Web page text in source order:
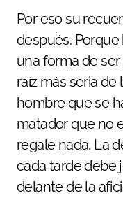
Por eso su
después. Porque
una forma de
raíz más seria de
hombre que se
matador que no
regale nada. La
cada tarde debe
delante de la